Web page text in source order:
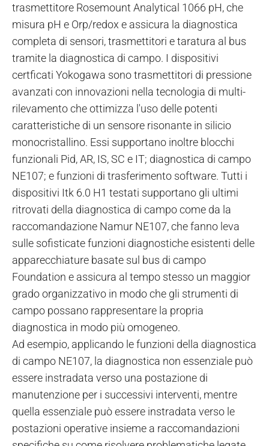
trasmettitore Rosemount Analytical 1066 pH, che
misura pH e Orp/redox e assicura la diagnostica
completa di sensori, trasmettitori e taratura al bus
tramite la diagnostica di campo. I dispositivi
certficati Yokogawa sono trasmettitori di pressione
avanzati con innovazioni nella tecnologia di multi-
rilevamento che ottimizza l'uso delle potenti
caratteristiche di un sensore risonante in silicio
monocristallino. Essi supportano inoltre blocchi
funzionali Pid, AR, IS, SC e IT; diagnostica di campo
NE107; e funzioni di trasferimento software. Tutti i
dispositivi Itk 6.0 H1 testati supportano gli ultimi
ritrovati della diagnostica di campo come da la
raccomandazione Namur NE107, che fanno leva
sulle sofisticate funzioni diagnostiche esistenti delle
apparecchiature basate sul bus di campo
Foundation e assicura al tempo stesso un maggior
grado organizzativo in modo che gli strumenti di
campo possano rappresentare la propria
diagnostica in modo più omogeneo.
Ad esempio, applicando le funzioni della diagnostica
di campo NE107, la diagnostica non essenziale può
essere instradata verso una postazione di
manutenzione per i successivi interventi, mentre
quella essenziale può essere instradata verso le
postazioni operative insieme a raccomandazioni